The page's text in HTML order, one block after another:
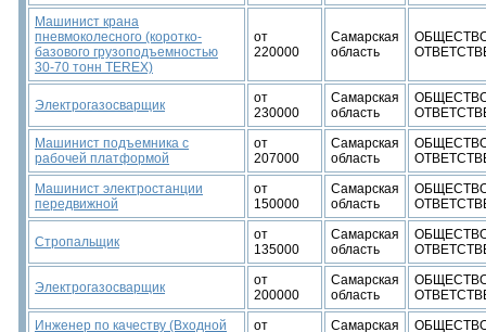
Машинист крана
пневмоколесного (коротко-
базового грузоподъемностью
30-70 тонн TEREX)
от
220000
Самарская
область
Электрогазосварщик
от
230000
Самарская
область
Машинист подъемника с
рабочей платформой
от
207000
Самарская
область
Машинист электростанции
передвижной
от
150000
Самарская
область
Стропальщик
от
135000
Самарская
область
Электрогазосварщик
от
200000
Самарская
область
Инженер по качеству (Входной
от Самарская